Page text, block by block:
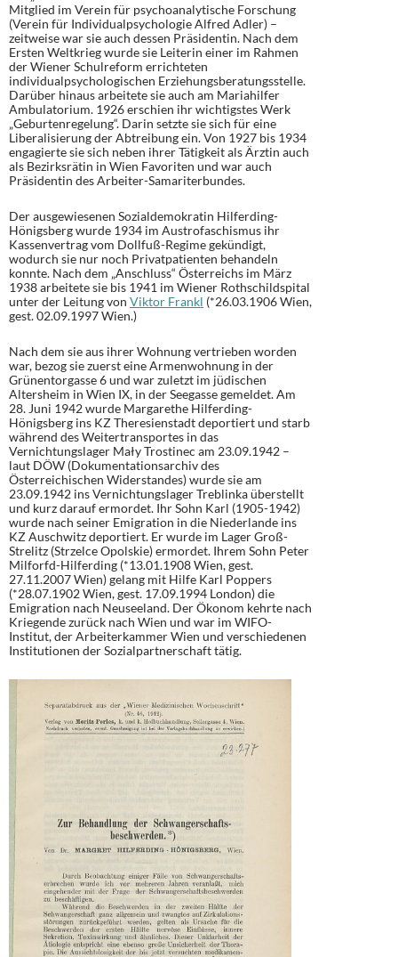
Mitglied im Verein für psychoanalytische Forschung
(Verein für Individualpsychologie Alfred Adler) –
zeitweise war sie auch dessen Präsidentin. Nach dem
Ersten Weltkrieg wurde sie Leiterin einer im Rahmen
der Wiener Schulreform errichteten
individualpsychologischen Erziehungsberatungsstelle.
Darüber hinaus arbeitete sie auch am Mariahilfer
Ambulatorium. 1926 erschien ihr wichtigstes Werk
„Geburtenregelung“. Darin setzte sie sich für eine
Liberalisierung der Abtreibung ein. Von 1927 bis 1934
engagierte sie sich neben ihrer Tätigkeit als Ärztin auch
als Bezirksrätin in Wien Favoriten und war auch
Präsidentin des Arbeiter-Samariterbundes.
Der ausgewiesenen Sozialdemokratin Hilferding-
Hönigsberg wurde 1934 im Austrofaschismus ihr
Kassenvertrag vom Dollfuß-Regime gekündigt,
wodurch sie nur noch Privatpatienten behandeln
konnte. Nach dem „Anschluss“ Österreichs im März
1938 arbeitete sie bis 1941 im Wiener Rothschildspital
unter der Leitung von Viktor Frankl (*26.03.1906 Wien,
gest. 02.09.1997 Wien.)
Nach dem sie aus ihrer Wohnung vertrieben worden
war, bezog sie zuerst eine Armenwohnung in der
Grünentorgasse 6 und war zuletzt im jüdischen
Altersheim in Wien IX, in der Seegasse gemeldet. Am
28. Juni 1942 wurde Margarethe Hilferding-
Hönigsberg ins KZ Theresienstadt deportiert und starb
während des Weitertransportes in das
Vernichtungslager Mały Trostinec am 23.09.1942 –
laut DÖW (Dokumentationsarchiv des
Österreichischen Widerstandes) wurde sie am
23.09.1942 ins Vernichtungslager Treblinka überstellt
und kurz darauf ermordet. Ihr Sohn Karl (1905-1942)
wurde nach seiner Emigration in die Niederlande ins
KZ Auschwitz deportiert. Er wurde im Lager Groß-
Strelitz (Strzelce Opolskie) ermordet. Ihrem Sohn Peter
Milforfd-Hilferding (*13.01.1908 Wien, gest.
27.11.2007 Wien) gelang mit Hilfe Karl Poppers
(*28.07.1902 Wien, gest. 17.09.1994 London) die
Emigration nach Neuseeland. Der Ökonom kehrte nach
Kriegende zurück nach Wien und war im WIFO-
Institut, der Arbeiterkammer Wien und verschiedenen
Institutionen der Sozialpartnerschaft tätig.